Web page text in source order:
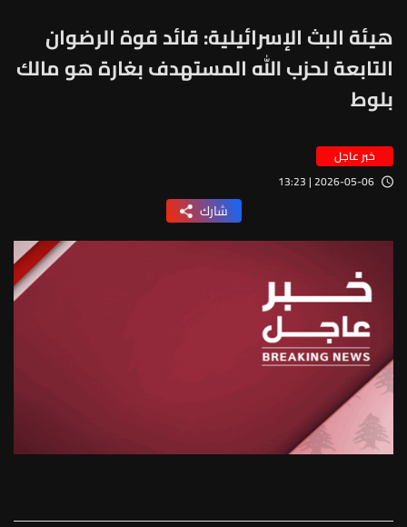
‏هيئة البث الإسرائيلية: قائد قوة الرضوان
التابعة لحزب الله المستهدف بغارة هو مالك
بلوط
خبر عاجل
2026-05-06 | 13:23
شارك